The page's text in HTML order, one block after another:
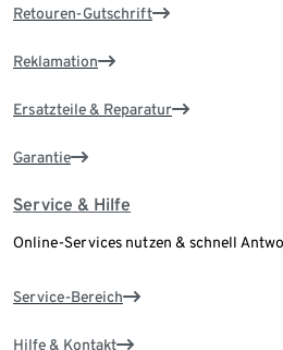
Retouren-Gutschrift
Reklamation
Ersatzteile & Reparatur
Garantie
Service & Hilfe
Online-Services nutzen & schnell
Service-Bereich
Hilfe & Kontakt